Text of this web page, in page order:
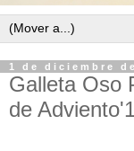
1 de diciembre
Galleta Oso
de